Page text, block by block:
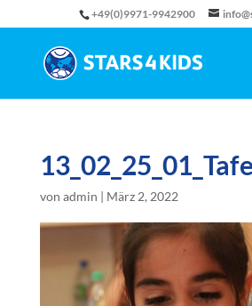
+49(0)9971-9942900
von admin | März 2, 2022